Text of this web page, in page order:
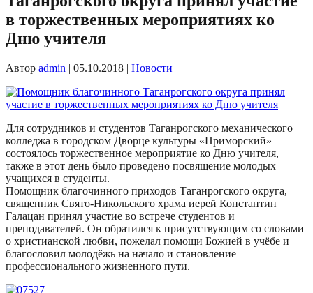
в торжественных мероприятиях ко
Дню учителя
Автор admin | 05.10.2018 | Новости
Для сотрудников и студентов Таганрогского механического
колледжа в городском Дворце культуры «Приморский»
состоялось торжественное мероприятие ко Дню учителя,
также в этот день было проведено посвящение молодых
учащихся в студенты.
Помощник благочинного приходов Таганрогского округа,
священник Свято-Никольского храма иерей Константин
Галацан принял участие во встрече студентов и
преподавателей. Он обратился к присутствующим со словами
о христианской любви, пожелал помощи Божией в учёбе и
благословил молодёжь на начало и становление
профессионального жизненного пути.